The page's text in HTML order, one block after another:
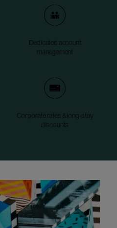
Dedicated account
management
Corporate rates & long-stay
discounts